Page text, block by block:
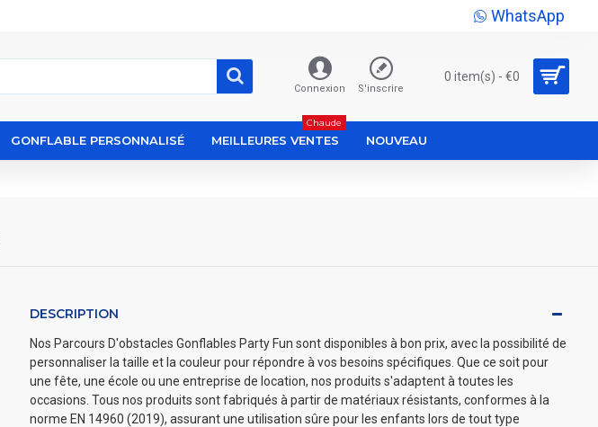
WhatsApp
Connexion S'inscrire
0 item(s) - €0
GONFLABLE PERSONNALISÉ MEILLEURES VENTES
Chaude
NOUVEAU
DESCRIPTION
Nos Parcours D'obstacles Gonflables Party Fun sont disponibles à bon prix, avec la possibilité de
personnaliser la taille et la couleur pour répondre à vos besoins spécifiques. Que ce soit pour
une fête, une école ou une entreprise de location, nos produits s'adaptent à toutes les
occasions. Tous nos produits sont fabriqués à partir de matériaux résistants, conformes à la
norme EN 14960 (2019), assurant une utilisation sûre pour les enfants lors de tout type